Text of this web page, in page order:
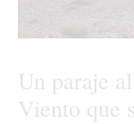
Un paraje
Viento que